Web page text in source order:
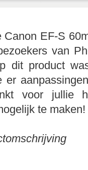
Canon EF-S
van
dit product
voor jullie
te maken!